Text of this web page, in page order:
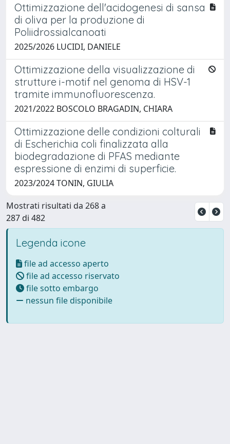
Ottimizzazione dell'acidogenesi di sansa
di oliva per la produzione di
Poliidrossialcanoati
2025/2026 LUCIDI, DANIELE
Ottimizzazione della visualizzazione di
strutture i-motif nel genoma di HSV-1
tramite immunofluorescenza.
2021/2022 BOSCOLO BRAGADIN, CHIARA
Ottimizzazione delle condizioni colturali
di Escherichia coli finalizzata alla
biodegradazione di PFAS mediante
espressione di enzimi di superficie.
2023/2024 TONIN, GIULIA
Mostrati risultati da 268 a
287 di 482
Legenda icone
file ad accesso aperto
file ad accesso riservato
file sotto embargo
nessun file disponibile